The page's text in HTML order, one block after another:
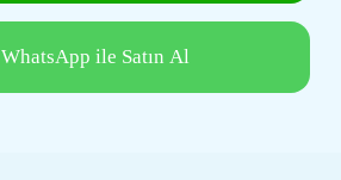
WhatsApp ile Satın Al